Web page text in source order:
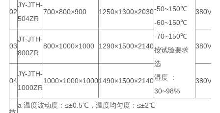
-50~150℃
-60~150℃
-70~150℃
按试验要求
选
湿度 ：
30~98%
02
JY-JTH-
504ZR
700×800×900 1250×1300×2030 380V/
03
JT-JTH-
800ZR
800×1000×1000 1290×1500×2140 380V/
04
JY-JTH-
1000ZR
1000×1000×10001490×1500×2140 380V/
a 温度波动度：≤±0.5℃，温度均匀度：≤±2℃